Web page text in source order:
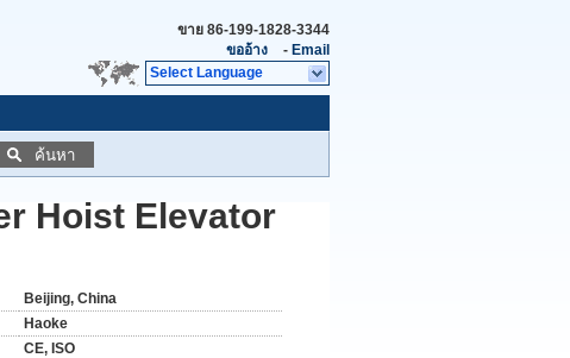
ขาย 86-199-1828-3344
ขออ้าง
- Email
Select Language
ค้นหา
Hoist Elevator
Beijing, China
Haoke
CE, ISO